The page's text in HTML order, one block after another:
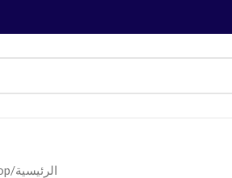
الرئيسية/